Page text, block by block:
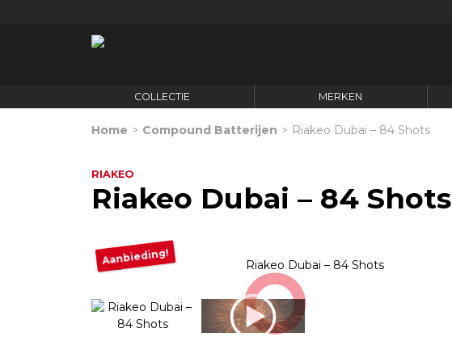
COLLECTIE MERKEN
Home > Compound Batterijen > Riakeo Dubai – 84 Shots
RIAKEO
Riakeo Dubai – 84 Shots
Aanbieding!